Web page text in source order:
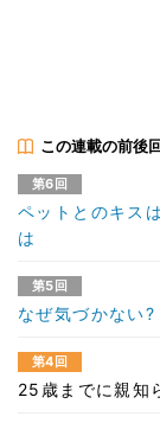
この連載の前後
第6回
ペットとのキス
は
第5回
なぜ気づかない
第4回
25歳までに親知